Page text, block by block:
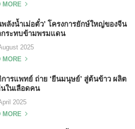
MORE
พลังน้ำเม่อตั๋ว’ โครงการยักษ์ใหญ่ของจีน
ระทบข้ามพรมแดน
2025
MORE
ารแพทย์ ถ่าย ‘ยีนมนุษย์’ สู่ต้นข้าว ผลิต
ในเลือดคน
2025
MORE